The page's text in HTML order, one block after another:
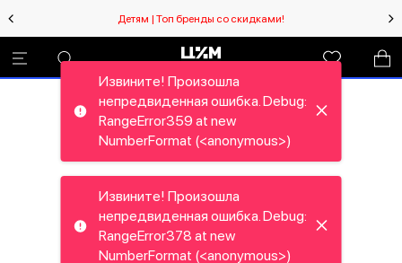
Детям | Топ бренды со скидками!
Извините! Произошла
непредвиденная ошибка. Debug:
RangeError359 at new
NumberFormat (<anonymous>)
Извините! Произошла
непредвиденная ошибка. Debug:
RangeError378 at new
NumberFormat (<anonymous>)